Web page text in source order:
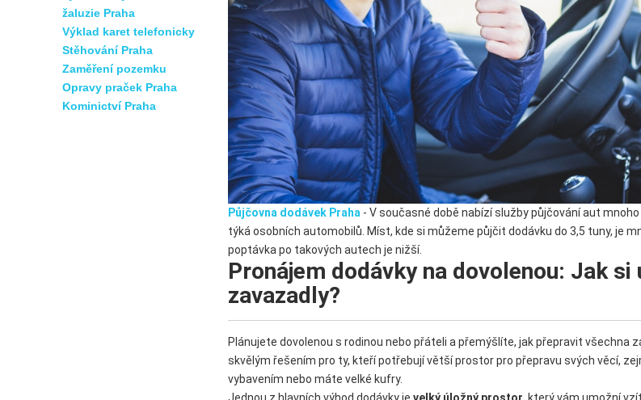
Půjčovna dodávek Praha - V současné době nabízí služby půjčování aut
týká osobních automobilů. Míst, kde si můžeme půjčit dodávku do 3,5 tuny, je
poptávka po takových autech je nižší.
Pronájem dodávky na dovolenou: Jak
zavazadly?
Plánujete dovolenou s rodinou nebo přáteli a přemýšlíte, jak přepravit všechna
skvělým řešením pro ty, kteří potřebují větší prostor pro přepravu svých věcí,
vybavením nebo máte velké kufry.
žaluzie Praha
Výklad karet telefonicky
Stěhování Praha
Zaměření pozemku
Opravy praček Praha
Kominictví Praha